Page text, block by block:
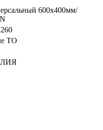
600x400мм/
ТО